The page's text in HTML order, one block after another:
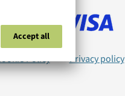
Accept all
Policy Privacy policy